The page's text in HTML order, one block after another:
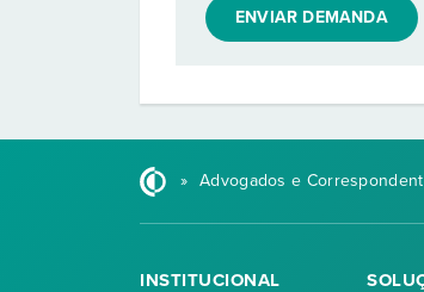
ENVIAR DEMANDA
» Advogados e
INSTITUCIONAL